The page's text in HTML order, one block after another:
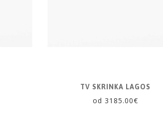
TV SKRINKA LAGOS
od 3185.00€